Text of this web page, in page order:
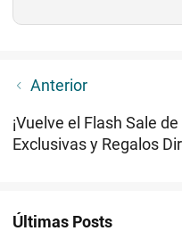
Anterior
Guía de compra
¡Vuelve el Flash Sale
Exclusivas y Regalos
Últimas Posts